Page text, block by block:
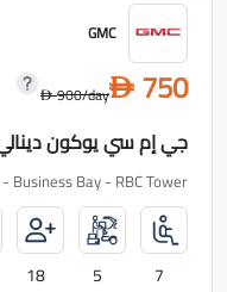
GMC
D 750
D900/day
جي إم سي يوكون
Business Bay - RBC Tower
7
5
18